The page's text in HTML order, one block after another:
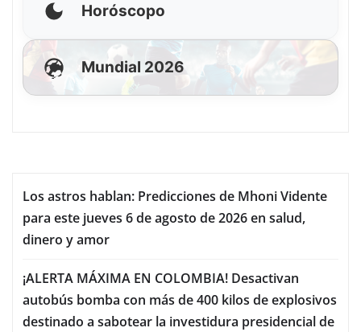
Horóscopo
Mundial 2026
Los astros hablan: Predicciones de Mhoni Vidente
para este jueves 6 de agosto de 2026 en salud,
dinero y amor
¡ALERTA MÁXIMA EN COLOMBIA! Desactivan
autobús bomba con más de 400 kilos de explosivos
destinado a sabotear la investidura presidencial de